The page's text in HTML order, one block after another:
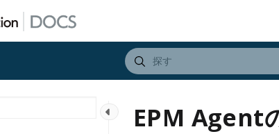
EPM Agent